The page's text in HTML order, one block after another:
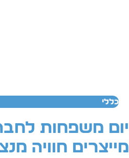
כללי
משפחות
חוויה